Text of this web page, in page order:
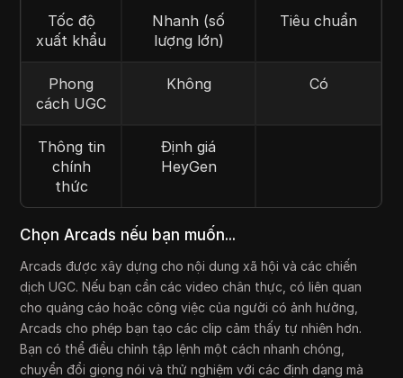
Tốc độ
xuất khẩu
Nhanh (số
lượng lớn)
Tiêu chuẩn
Phong
cách UGC
Không Có
Thông tin
chính
thức
Định giá
HeyGen
Chọn Arcads nếu bạn muốn...
Arcads được xây dựng cho nội dung xã hội và các chiến
dịch UGC. Nếu bạn cần các video chân thực, có liên quan
cho quảng cáo hoặc công việc của người có ảnh hưởng,
Arcads cho phép bạn tạo các clip cảm thấy tự nhiên hơn.
Bạn có thể điều chỉnh tập lệnh một cách nhanh chóng,
chuyển đổi giọng nói và thử nghiệm với các định dạng mà